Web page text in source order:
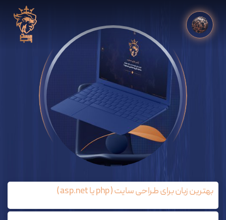
بهترین زبان برای طراحی سایت ( php یا asp.net )